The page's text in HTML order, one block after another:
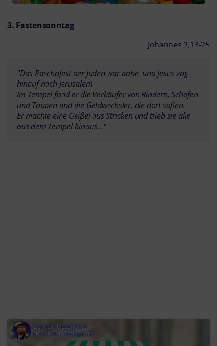
3. Fastensonntag
Johannes 2,13-25
"Das Paschafest der Juden war nahe, und Jesus zog
hinauf nach Jerusalem.
Im Tempel fand er die Verkäufer von Rindern, Schafen
und Tauben und die Geldwechsler, die dort saßen.
Er machte eine Geißel aus Stricken und trieb sie alle
aus dem Tempel hinaus..."